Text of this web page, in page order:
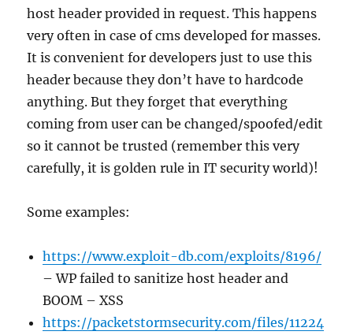
host header provided in request. This happens
very often in case of cms developed for masses.
It is convenient for developers just to use this
header because they don’t have to hardcode
anything. But they forget that everything
coming from user can be changed/spoofed/edit
so it cannot be trusted (remember this very
carefully, it is golden rule in IT security world)!
Some examples:
https://www.exploit-db.com/exploits/8196/
– WP failed to sanitize host header and
BOOM – XSS
https://packetstormsecurity.com/files/11224